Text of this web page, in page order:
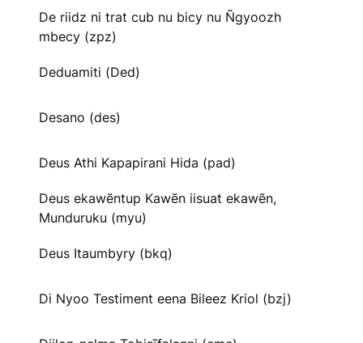
De riidz ni trat cub nu bicy nu Ñgyoozh
mbecy (zpz)
Deduamiti (Ded)
Desano (des)
Deus Athi Kapapirani Hida (pad)
Deus ekawẽntup Kawẽn iisuat ekawẽn,
Munduruku (myu)
Deus Itaumbyry (bkq)
Di Nyoo Testiment eena Bileez Kriol (bzj)